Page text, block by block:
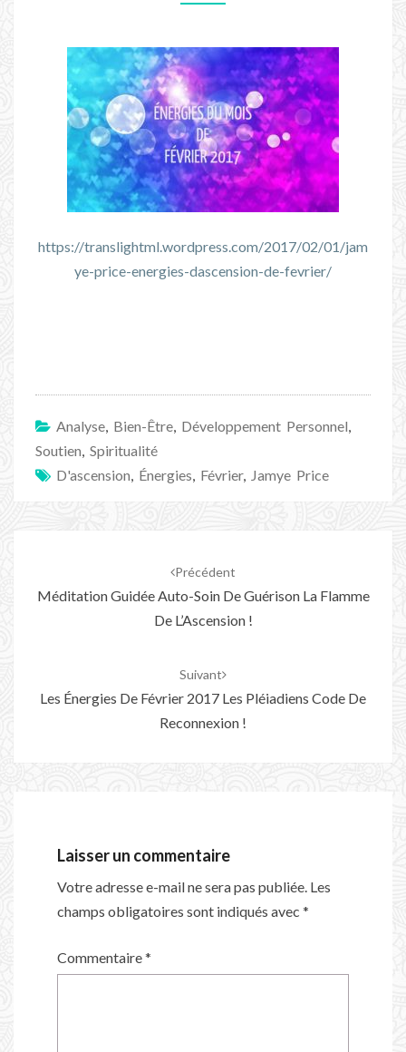
https://translightml.wordpress.com/2017/02/01/jam
ye-price-energies-dascension-de-fevrier/
Analyse, Bien-Être, Développement Personnel,
Soutien, Spiritualité
D'ascension, Énergies, Février, Jamye Price
Précédent
Méditation Guidée Auto-Soin De Guérison La Flamme
De L’Ascension !
Suivant
Les Énergies De Février 2017 Les Pléiadiens Code De
Reconnexion !
Laisser un commentaire
Votre adresse e-mail ne sera pas publiée. Les
champs obligatoires sont indiqués avec *
Commentaire*